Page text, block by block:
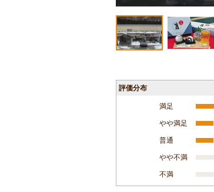
評価分布
満足
やや満足
普通
やや不満
不満